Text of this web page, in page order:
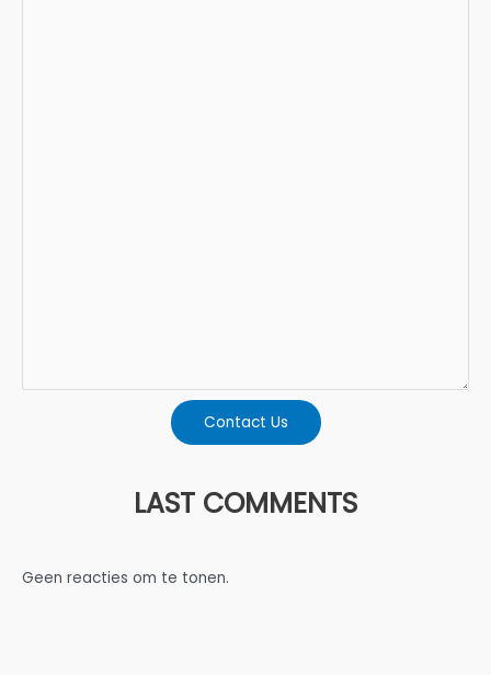
Contact Us
LAST COMMENTS
Geen reacties om te tonen.